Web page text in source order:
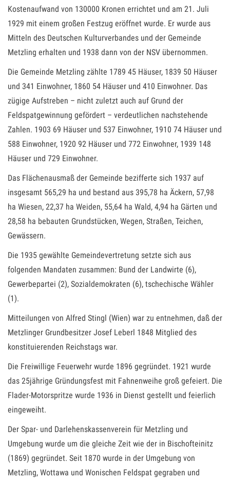
Kostenaufwand von 130000 Kronen errichtet und am 21. Juli
1929 mit einem großen Festzug eröffnet wurde. Er wurde aus
Mitteln des Deutschen Kulturverbandes und der Gemeinde
Metzling erhalten und 1938 dann von der NSV übernommen.
Die Gemeinde Metzling zählte 1789 45 Häuser, 1839 50 Häuser
und 341 Einwohner, 1860 54 Häuser und 410 Einwohner. Das
zügige Aufstreben – nicht zuletzt auch auf Grund der
Feldspatgewinnung gefördert – verdeutlichen nachstehende
Zahlen. 1903 69 Häuser und 537 Einwohner, 1910 74 Häuser und
588 Einwohner, 1920 92 Häuser und 772 Einwohner, 1939 148
Häuser und 729 Einwohner.
Das Flächenausmaß der Gemeinde bezifferte sich 1937 auf
insgesamt 565,29 ha und bestand aus 395,78 ha Äckern, 57,98
ha Wiesen, 22,37 ha Weiden, 55,64 ha Wald, 4,94 ha Gärten und
28,58 ha bebauten Grundstücken, Wegen, Straßen, Teichen,
Gewässern.
Die 1935 gewählte Gemeindevertretung setzte sich aus
folgenden Mandaten zusammen: Bund der Landwirte (6),
Gewerbepartei (2), Sozialdemokraten (6), tschechische Wähler
(1).
Mitteilungen von Alfred Stingl (Wien) war zu entnehmen, daß der
Metzlinger Grundbesitzer Josef Leberl 1848 Mitglied des
konstituierenden Reichstags war.
Die Freiwillige Feuerwehr wurde 1896 gegründet. 1921 wurde
das 25jährige Gründungsfest mit Fahnenweihe groß gefeiert. Die
Flader-Motorspritze wurde 1936 in Dienst gestellt und feierlich
eingeweiht.
Der Spar- und Darlehenskassenverein für Metzling und
Umgebung wurde um die gleiche Zeit wie der in Bischofteinitz
(1869) gegründet. Seit 1870 wurde in der Umgebung von
Metzling, Wottawa und Wonischen Feldspat gegraben und